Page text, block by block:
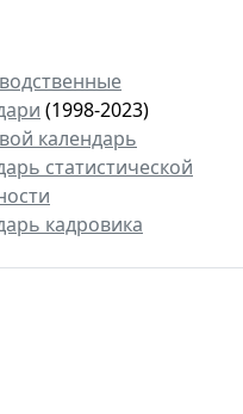
(1998-2023)
календарь
статистической
кадровика